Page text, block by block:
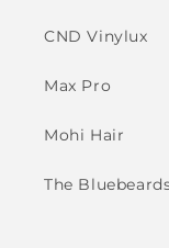
CND Vinylux
Max Pro
Mohi Hair
The